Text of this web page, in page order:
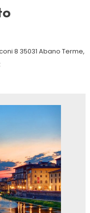
8 35031 Abano Terme,